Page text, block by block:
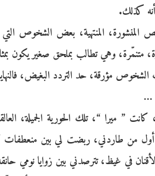
أنه كذلك.
المنشورة، المنتهية، بعض الشخوص
متنمّرة، وهي تطالب بملحق صغير يكون
مؤرقة، حد التردد البغيض،
…
كانت ” ميرا “، تلك الحورية الجميلة،
أول من طاردني، ربضت لي بين منعطفات
في غيظ، تترصدني بين زوايا نومي